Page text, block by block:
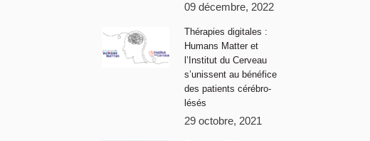
09 décembre, 2022
Thérapies digitales :
Humans Matter et
l’Institut du Cerveau
s’unissent au bénéfice
des patients cérébro-
lésés
29 octobre, 2021